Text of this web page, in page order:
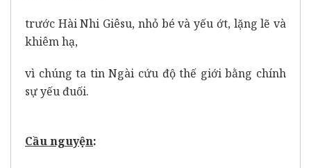
trước Hài Nhi Giêsu, nhỏ bé và yếu ớt, lặng lẽ và
khiêm hạ,
vì chúng ta tin Ngài cứu độ thế giới bằng chính
sự yếu đuối.
Cầu nguyện: